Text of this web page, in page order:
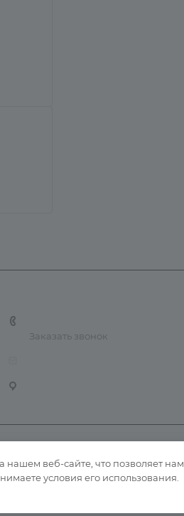
Заказать звонок
о cookie
веб-сайте, что позволяет нам
условия его использования.